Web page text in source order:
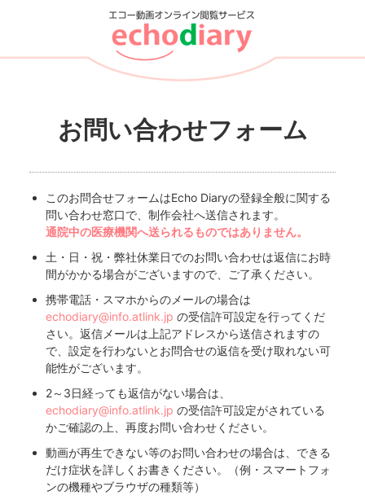
お問い合わせフォーム
このお問合せフォームはEcho Diaryの登録全般に関する
問い合わせ窓口で、制作会社へ送信されます。
通院中の医療機関へ送られるものではありません。
土・日・祝・弊社休業日でのお問い合わせは返信にお時
間がかかる場合がございますので、ご了承ください。
携帯電話・スマホからのメールの場合は
echodiary@info.atlink.jp の受信許可設定を行ってくだ
さい。返信メールは上記アドレスから送信されますの
で、設定を行わないとお問合せの返信を受け取れない可
能性がございます。
2～3日経っても返信がない場合は、
echodiary@info.atlink.jp の受信許可設定がされている
かご確認の上、再度お問い合わせください。
動画が再生できない等のお問い合わせの場合は、できる
だけ症状を詳しくお書きください。（例・スマートフォ
ンの機種やブラウザの種類等）